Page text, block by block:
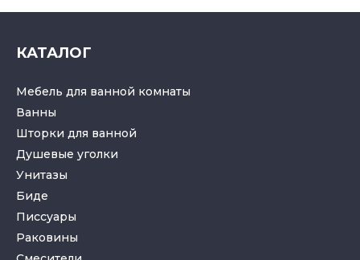
КАТАЛОГ
Мебель для ванной комнаты
Ванны
Шторки для ванной
Душевые уголки
Унитазы
Биде
Писсуары
Раковины